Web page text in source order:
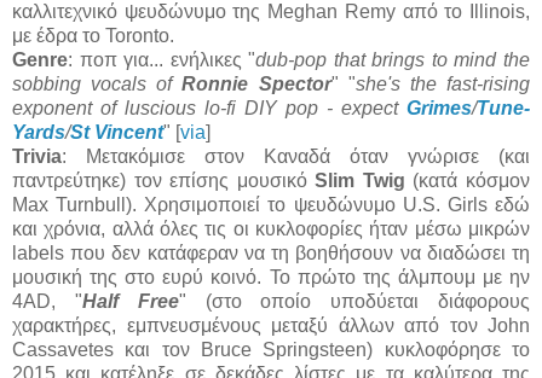
καλλιτεχνικό ψευδώνυμο της Meghan Remy από το Illinois,
με έδρα το Toronto.
Genre: ποπ για... ενήλικες "dub-pop that brings to mind the
sobbing vocals ofRonnie Spector" "she's the fast-rising
exponent of luscious lo-fi DIY pop - expect Grimes/Tune-
Yards/St Vincent" [via]
Trivia: Μετακόμισε στον Καναδά όταν γνώρισε (και
παντρεύτηκε) τον επίσης μουσικόSlim Twig (κατά κόσμον
Max Turnbull). Χρησιμοποιεί το ψευδώνυμο U.S. Girls εδώ
και χρόνια, αλλά όλες τις οι κυκλοφορίες ήταν μέσω μικρών
labels που δεν κατάφεραν να τη βοηθήσουν να διαδώσει τη
μουσική της στο ευρύ κοινό. Το πρώτο της άλμπουμ με ην
4AD, "Half Free" (στο οποίο υποδύεται διάφορους
χαρακτήρες, εμπνευσμένους μεταξύ άλλων από τον John
Cassavetes και τον Bruce Springsteen) κυκλοφόρησε το